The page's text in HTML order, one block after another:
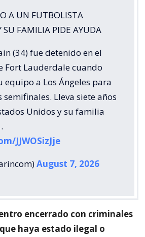
A UN FUTBOLISTA
SU FAMILIA PIDE AYUDA
(34) fue detenido en el
Fort Lauderdale cuando
equipo a Los Ángeles para
Lleva siete años
Unidos y su familia
JJWOSizJje
August 7, 2026
encerrado con criminales
haya estado ilegal o